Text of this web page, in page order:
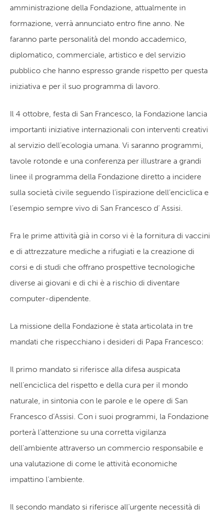
amministrazione della Fondazione, attualmente in
formazione, verrà annunciato entro fine anno. Ne
faranno parte personalità del mondo accademico,
diplomatico, commerciale, artistico e del servizio
pubblico che hanno espresso grande rispetto per questa
iniziativa e per il suo programma di lavoro.
Il 4 ottobre, festa di San Francesco, la Fondazione lancia
importanti iniziative internazionali con interventi creativi
al servizio dell’ecologia umana. Vi saranno programmi,
tavole rotonde e una conferenza per illustrare a grandi
linee il programma della Fondazione diretto a incidere
sulla società civile seguendo l’ispirazione dell’enciclica e
l’esempio sempre vivo di San Francesco d’ Assisi.
Fra le prime attività già in corso vi è la fornitura di vaccini
e di attrezzature mediche a rifugiati e la creazione di
corsi e di studi che offrano prospettive tecnologiche
diverse ai giovani e di chi è a rischio di diventare
computer-dipendente.
La missione della Fondazione è stata articolata in tre
mandati che rispecchiano i desideri di Papa Francesco:
Il primo mandato si riferisce alla difesa auspicata
nell’enciclica del rispetto e della cura per il mondo
naturale, in sintonia con le parole e le opere di San
Francesco d’Assisi. Con i suoi programmi, la Fondazione
porterà l’attenzione su una corretta vigilanza
dell’ambiente attraverso un commercio responsabile e
una valutazione di come le attività economiche
impattino l’ambiente.
Il secondo mandato si riferisce all’urgente necessità di